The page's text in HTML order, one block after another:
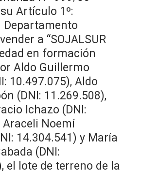
Artículo 1º:
a “SOJALSUR
en formación
Aldo Guillermo
10.497.075), Aldo
(DNI: 11.269.508),
Ichazo (DNI:
Araceli Noemí
14.304.541) y María
(DNI:
el lote de terreno de la